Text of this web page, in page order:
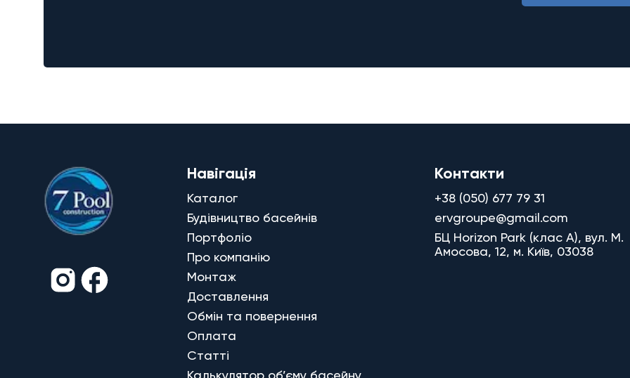
Навігація
Каталог
Будівництво басейнів
Портфоліо
Про компанію
Монтаж
Доставлення
Обмін та повернення
Оплата
Статті
Калькулятор об’єму басейну
Контакти
+38 (050) 677 79 31
ervgroupe@gmail.com
БЦ Horizon Park (клас A), вул. М.
Амосова, 12, м. Київ, 03038